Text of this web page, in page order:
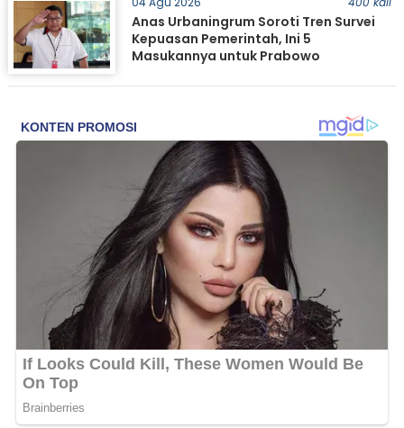
Anas Urbaningrum Soroti Tren Survei
Kepuasan Pemerintah, Ini 5
Masukannya untuk Prabowo